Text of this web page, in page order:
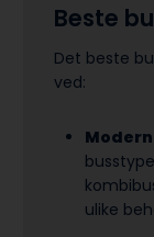
Beste
Det beste
ved:
ulike